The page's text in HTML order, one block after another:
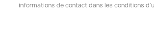
informations de contact dans les conditions